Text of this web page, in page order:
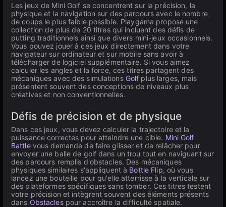
Les jeux de Mini Golf se concentrent sur la précision, la
physique et la navigation sur des parcours avec le nombre
de coups le plus faible possible. Playgama propose une
collection de plus de 20 titres qui incluent des défis de
putting traditionnels ainsi que divers mini-jeux occasionnels.
Vous pouvez jouer à ces jeux directement dans votre
navigateur sur ordinateur et sur mobile sans avoir à
télécharger de logiciel supplémentaire. Si vous aimez
calculer les angles et la force, ces titres partagent des
mécaniques avec des simulations Golf plus larges, mais
présentent souvent des conceptions de niveaux plus
créatives et non conventionnelles.
Défis de précision et de physique
Dans ces jeux, vous devez calculer la trajectoire et la
puissance correctes pour atteindre une cible. Mini Golf
Battlevous demande de faire glisser et de relâcher pour
envoyer une balle de golf dans un trou tout en naviguant sur
des parcours remplis d'obstacles. Des mécaniques
physiques similaires s'appliquent à Bottle Flip, où vous
lancez une bouteille pour qu'elle atterrisse à la verticale sur
des plateformes spécifiques sans tomber. Ces titres testent
votre précision et intègrent souvent des éléments présents
dans Obstaclespour accroître la difficulté spatiale.